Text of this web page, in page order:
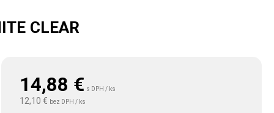
CLEAR
14,88 € s DPH / ks
12,10 € bez DPH / ks